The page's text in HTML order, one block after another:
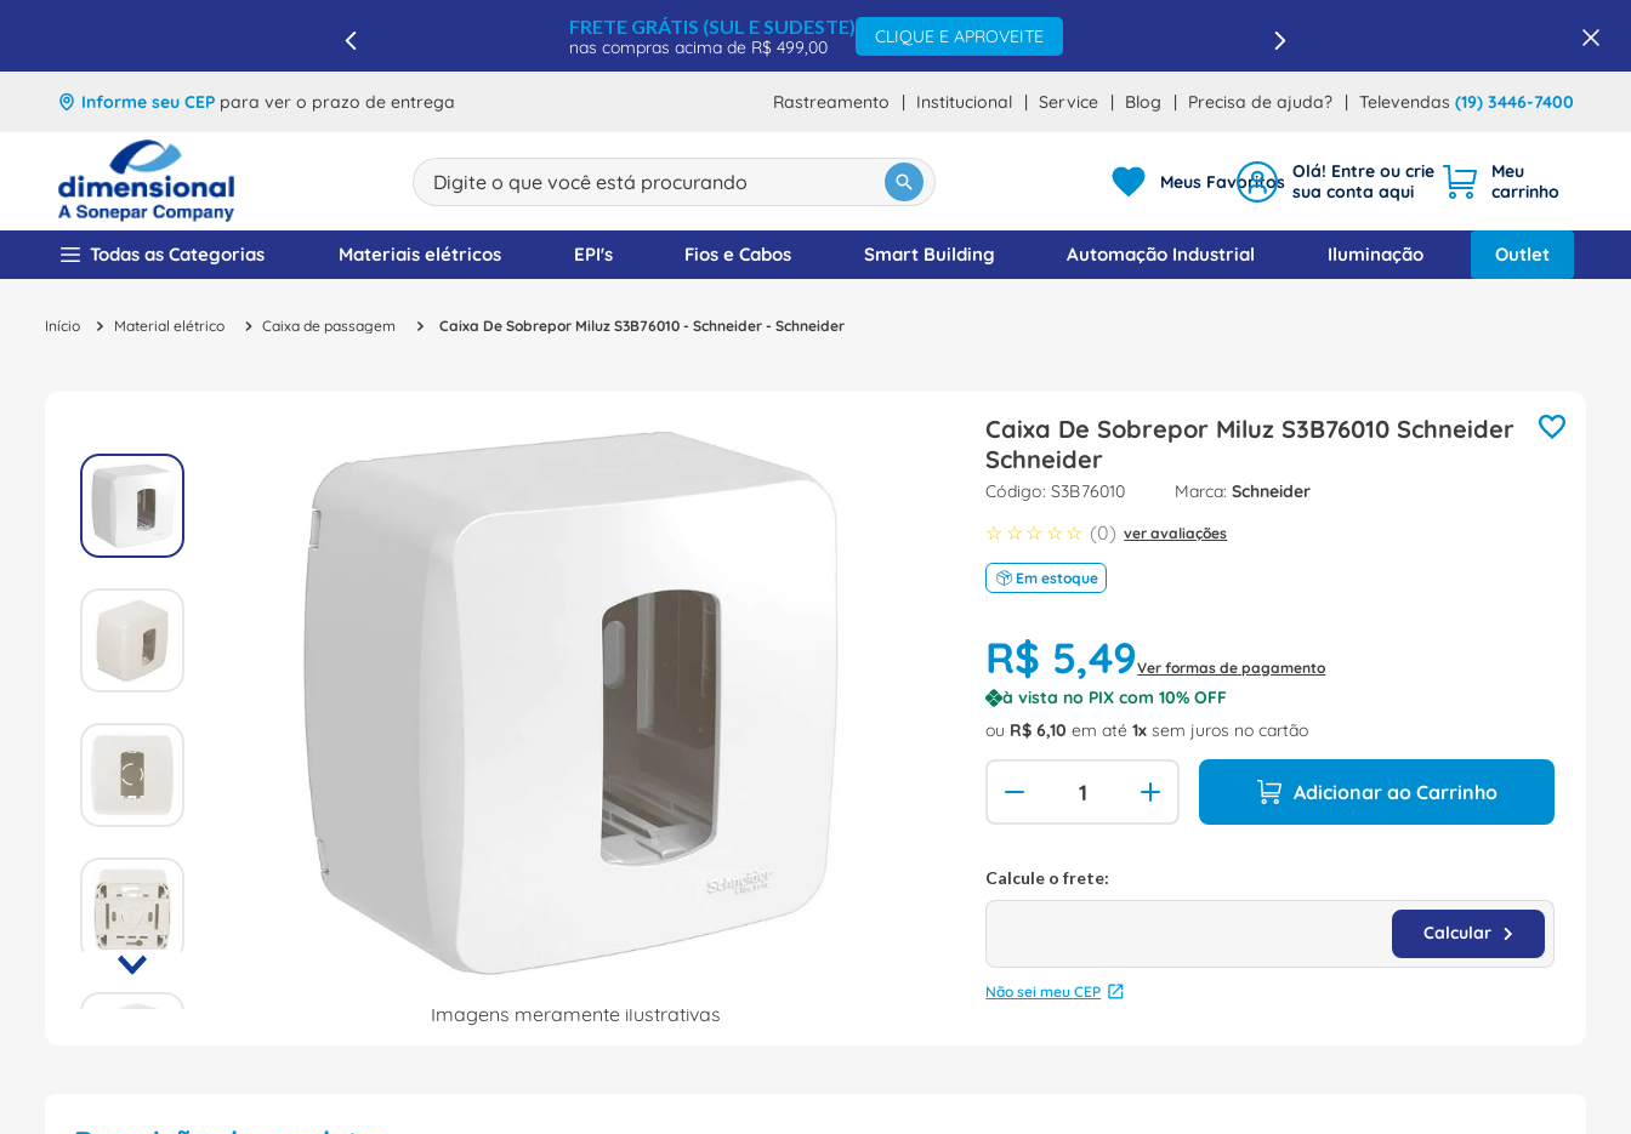
FRETE GRÁTIS (SUL E SUDESTE)
nas compras acima de R$ 499,00
CLIQUE E APROVEITE
Informe seu CEP para ver o prazo de entrega Rastreamento Institucional Service Blog Precisa de ajuda? Televendas (19) 3446-7400
Digite o que você está procurando
Meus Favoritos
Todas as Categorias Materiais elétricos EPI's Fios e Cabos Smart Building Automação Industrial Iluminação Outlet
Material elétrico Caixa de passagem Caixa De Sobrepor Miluz S3B76010 - Schneider - Schneider
Imagens meramente ilustrativas
Caixa De Sobrepor Miluz S3B76010 Schneider
Schneider
: S3B76010 Schneider
☆ ☆ ☆ ☆ ☆ (0) ver avaliações
Em estoque
R$ 5,49Ver formas de pagamento
à vista no PIX com10% OFF
ou R$ 6,10 em até1 sem juros no cartão
Adicionar ao Carrinho
Não sei meu CEP
1º disjuntor
2º cabo flexivel
º tomada
fita isolante